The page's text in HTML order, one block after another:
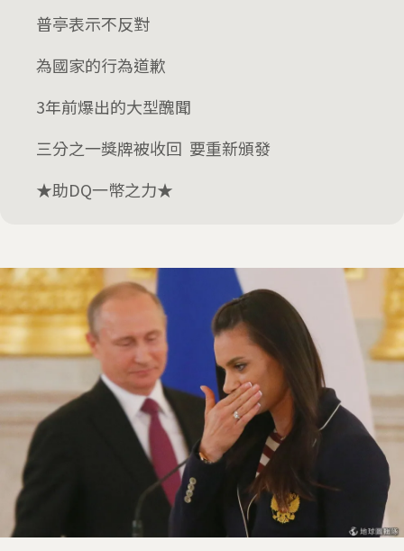
普亭表示不反對
為國家的行為道歉
3年前爆出的大型醜聞
三分之一獎牌被收回 要重新頒發
★助DQ一幣之力★